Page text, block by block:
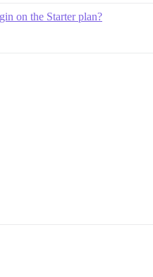
on the Starter plan?